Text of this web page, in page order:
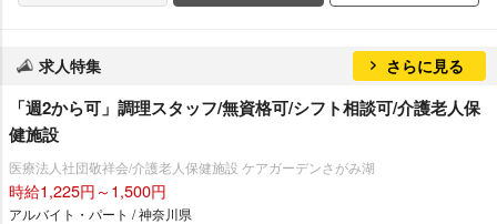
求人特集 さらに見る
「週2から可」調理スタッフ/無資格可/シフト相談可/介護老人保
健施設
医療法人社団敬祥会/介護老人保健施設 ケアガーデンさがみ湖
時給1,225円～1,500円
アルバイト・パート / 神奈川県